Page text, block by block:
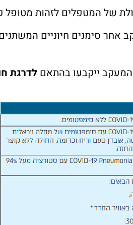
של המטפלים לזהות מטופל
ייקבעו בהתאם לדרגת